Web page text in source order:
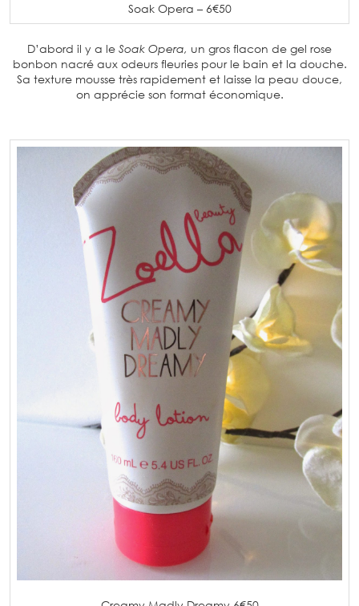
Soak Opera – 6€50
D’abord il y a le Soak Opera, un gros flacon de gel rose
bonbon nacré aux odeurs fleuries pour le bain et la douche.
Sa texture mousse très rapidement et laisse la peau douce,
on apprécie son format économique.